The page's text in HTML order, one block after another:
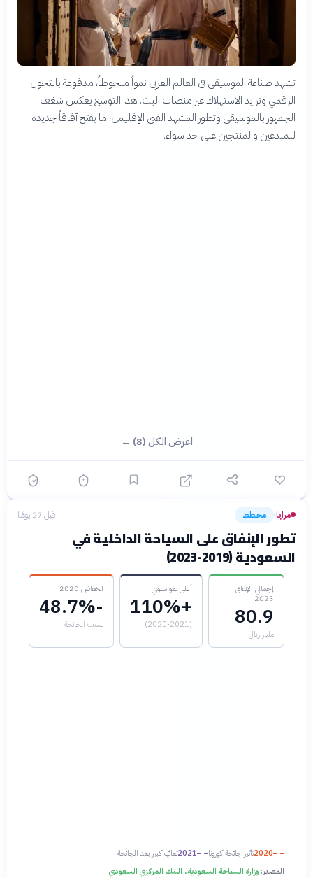
تشهد صناعة الموسيقى في العالم العربي نمواً ملحوظاً، مدفوعة بالتحول
الرقمي وتزايد الاستهلاك عبر منصات البث. هذا التوسع يعكس شغف
الجمهور بالموسيقى وتطور المشهد الفني الإقليمي، ما يفتح آفاقاً جديدة
للمبدعين والمنتجين على حد سواء.
اعرض الكل (8) ←
مرايا› مخطط قبل 27 يومًا
تطور الإنفاق على السياحة الداخلية في
السعودية (2019-2023)
إجمالي الإنفاق
2023
80.9
مليار ريال
أعلى نمو سنوي
+110%
(2020-2021)
انخفاض 2020
-48.7%
بسبب الجائحة
2020تأثير جائحة كورونا 2021تعافٍ كبير بعد الجائحة
المصدر: وزارة السياحة السعودية، البنك المركزي السعودي